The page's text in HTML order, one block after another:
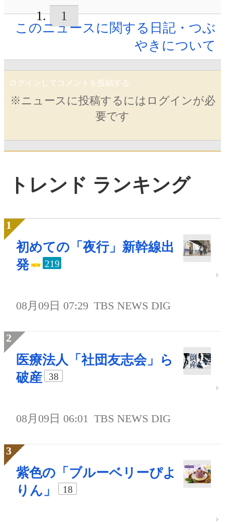
1
このニュースに関する日記・つぶ
やきについて
ログインしてコメントを投稿する
※ニュースに投稿するにはログインが必
要です
トレンド ランキング
初めての「夜行」新幹線出
発
219
08月09日 07:29 TBS NEWS DIG
医療法人「社団友志会」ら
破産
38
08月09日 06:01 TBS NEWS DIG
紫色の「ブルーベリーぴよ
りん」
18